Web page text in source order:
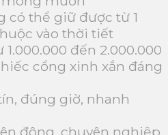
có thể giữ được từ 1
vào thời tiết
đến 2.000.000
cổng xinh xắn đáng
đúng giờ, nhanh
đông, chuyên nghiệp